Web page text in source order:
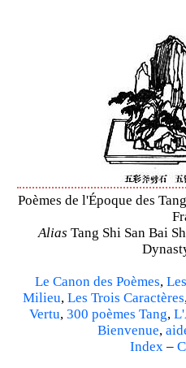
Poèmes de l'Époque des
Alias Tang Shi San Bai
Le Canon des Poèmes,
Milieu, Les Trois Caractères
Vertu, 300 poèmes Tang,
Bienvenue,
Index–